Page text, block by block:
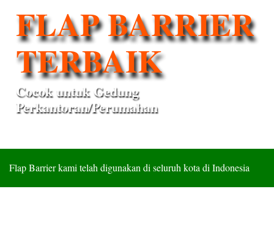
FLAP BARRIER
TERBAIK
Cocok untuk Gedung
Perkantoran/Perumahan
Flap Barrier kami telah digunakan di seluruh kota di Indonesia